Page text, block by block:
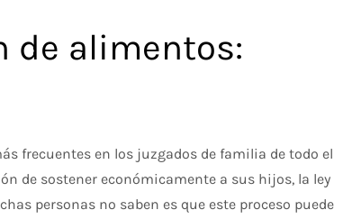
de alimentos:
frecuentes en los juzgados de familia de todo el
de sostener económicamente a sus hijos, la ley
personas no saben es que este proceso puede